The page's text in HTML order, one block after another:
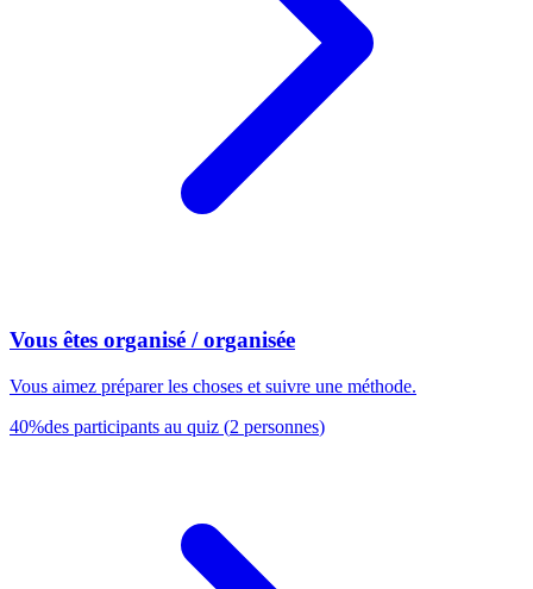
Vous êtes organisé / organisée
Vous aimez préparer les choses et suivre une méthode.
40%des participants au quiz (2 personnes)